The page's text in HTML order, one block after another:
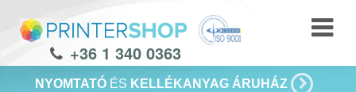
+36 1 340 0363
NYOMTATÓ ÉS KELLÉKANYAG ÁRUHÁZ